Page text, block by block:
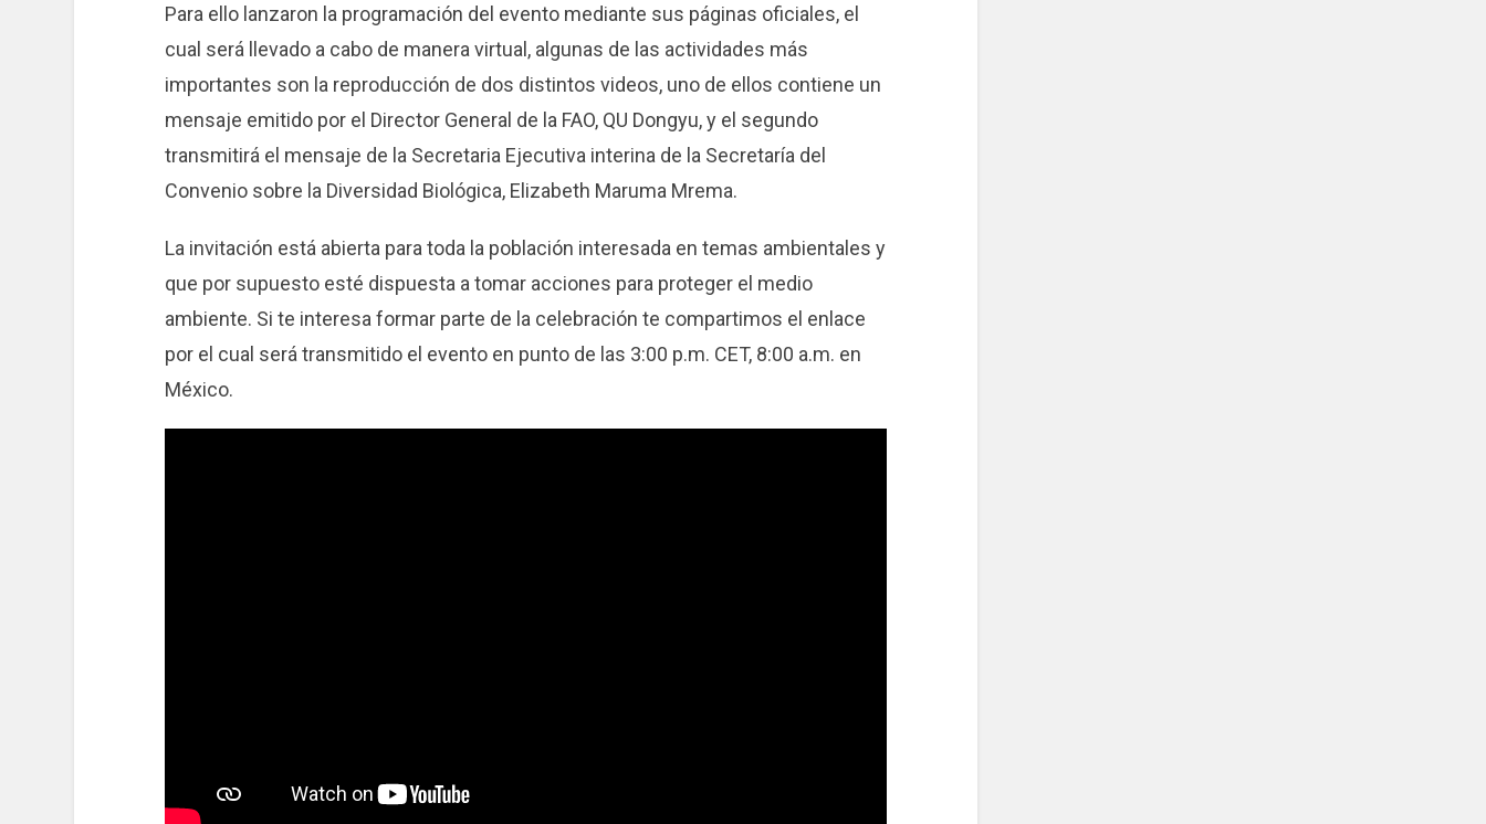
Para ello lanzaron la programación del evento mediante sus páginas oficiales, el
cual será llevado a cabo de manera virtual, algunas de las actividades más
importantes son la reproducción de dos distintos videos, uno de ellos contiene un
mensaje emitido por el Director General de la FAO, QU Dongyu, y el segundo
transmitirá el mensaje de la Secretaria Ejecutiva interina de la Secretaría del
Convenio sobre la Diversidad Biológica, Elizabeth Maruma Mrema.
La invitación está abierta para toda la población interesada en temas ambientales y
que por supuesto esté dispuesta a tomar acciones para proteger el medio
ambiente. Si te interesa formar parte de la celebración te compartimos el enlace
por el cual será transmitido el evento en punto de las 3:00 p.m. CET, 8:00 a.m. en
México.